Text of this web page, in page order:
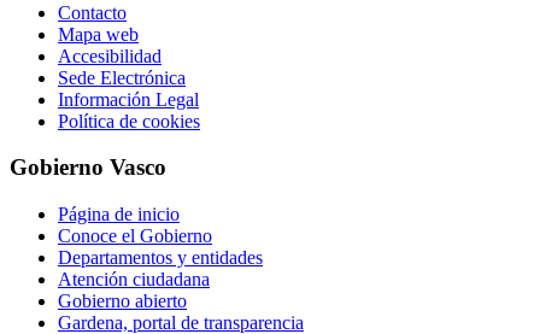
Contacto
Mapa web
Accesibilidad
Sede Electrónica
Información Legal
Política de cookies
Gobierno Vasco
Página de inicio
Conoce el Gobierno
Departamentos y entidades
Atención ciudadana
Gobierno abierto
Gardena, portal de transparencia